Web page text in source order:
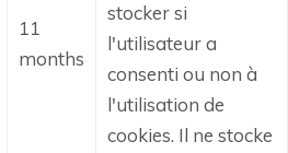
11
months
stocker si
l'utilisateur a
consenti ou non à
l'utilisation de
cookies. Il ne stocke